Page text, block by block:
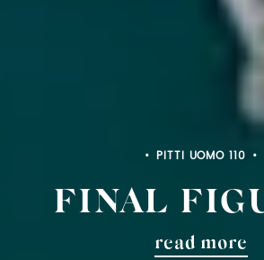
PITTI BIMBO 103
FINAL
read more